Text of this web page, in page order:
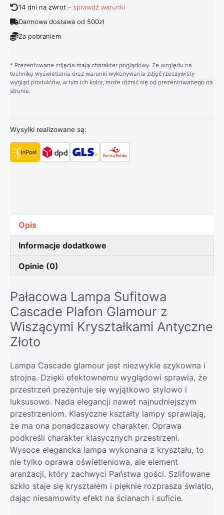
14 dni na zwrot -sprawdź warunki
Darmowa dostawa od 500zł
Za pobraniem
* Prezentowane zdjęcia mają charakter poglądowy. Ze względu na
technikę wyświetlania oraz warunki wykonywania zdjęć rzeczywisty
wygląd produktów, w tym ich kolor, może różnić się od prezentowanego na
stronie.
Wysyłki realizowane są:
Opis
Informacje dodatkowe
Opinie (0)
Pałacowa Lampa Sufitowa
Cascade Plafon Glamour z
Wiszącymi Kryształkami Antyczne
Złoto
Lampa Cascade glamour jest niezwykle szykowna i
strojna. Dzięki efektownemu wyglądowi sprawia, że
przestrzeń prezentuje się wyjątkowo stylowo i
luksusowo. Nada elegancji nawet najnudniejszym
przestrzeniom. Klasyczne kształty lampy sprawiają,
że ma ona ponadczasowy charakter. Oprawa
podkreśli charakter klasycznych przestrzeni.
Wysoce elegancka lampa wykonana z kryształu, to
nie tylko oprawa oświetleniowa, ale element
aranżacji, który zachwyci Państwa gości. Szlifowane
szkło staje się kryształem i pięknie rozprasza światło,
dając niesamowity efekt na ścianach i suficie.